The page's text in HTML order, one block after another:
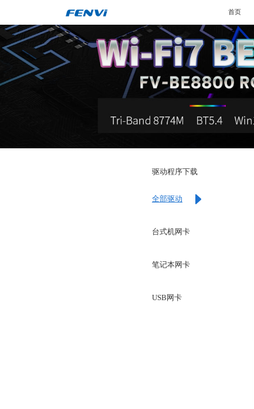
首页
驱动程序下载
全部驱动
台式机网卡
笔记本网卡
USB网卡